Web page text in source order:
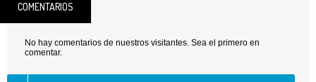
COMENTARIOS
No hay comentarios de nuestros visitantes. Sea el primero en
comentar.